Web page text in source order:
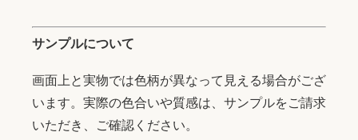
サンプルについて
画面上と実物では色柄が異なって見える場合がござ
います。実際の色合いや質感は、サンプルをご請求
いただき、ご確認ください。